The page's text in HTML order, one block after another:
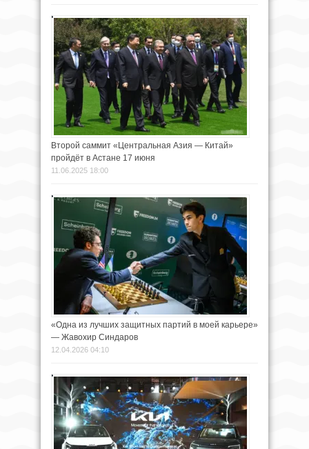
Второй саммит «Центральная Азия — Китай»
пройдёт в Астане 17 июня
11.06.2025 18:00
«Одна из лучших защитных партий в моей карьере»
— Жавохир Синдаров
12.04.2026 04:10